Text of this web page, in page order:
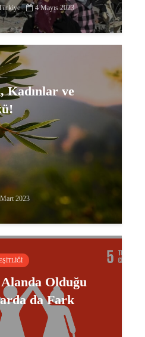
4 Mayıs 2023
Kadınlar ve
2023
Olduğu
da Fark